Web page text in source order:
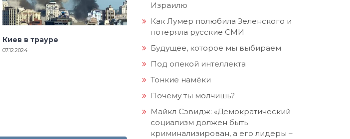
Киев в трауре
07.12.2024
Израилю
Как Лумер полюбила Зеленского и
потеряла русские СМИ
Будущее, которое мы выбираем
Под опекой интеллекта
Тонкие намёки
Почему ты молчишь?
Майкл Сэвидж: «Демократический
социализм должен быть
криминализирован, а его лидеры –